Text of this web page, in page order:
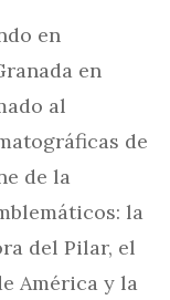
en
en
al
de
de la
la
del Pilar, el
América y la